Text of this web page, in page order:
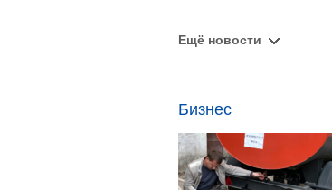
Ещё новости
Бизнес